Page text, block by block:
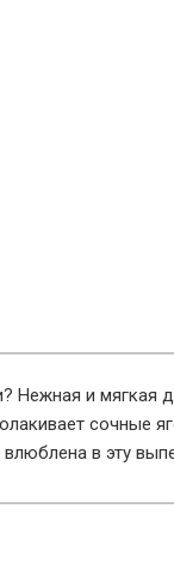
Нежная и
сочные
в эту